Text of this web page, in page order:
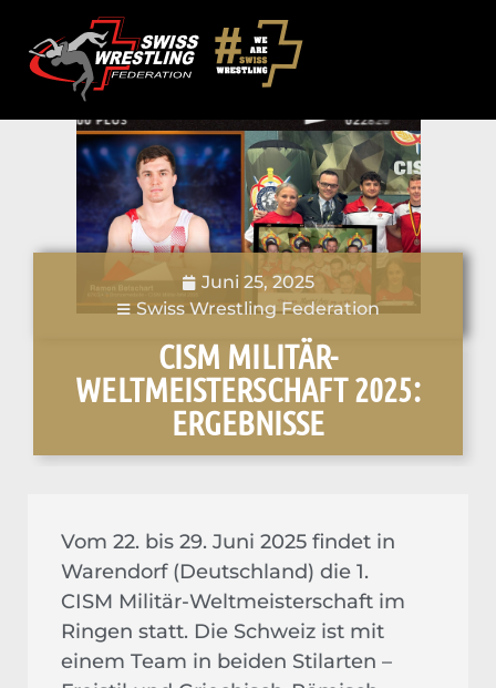
Juni 25, 2025
Swiss Wrestling Federation
CISM MILITÄR-
WELTMEISTERSCHAFT 2025:
ERGEBNISSE
Vom 22. bis 29. Juni 2025 findet in
Warendorf (Deutschland) die 1.
CISM Militär-Weltmeisterschaft im
Ringen statt. Die Schweiz ist mit
einem Team in beiden Stilarten –